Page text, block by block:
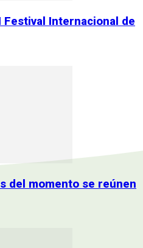
Festival Internacional de
del momento se reúnen